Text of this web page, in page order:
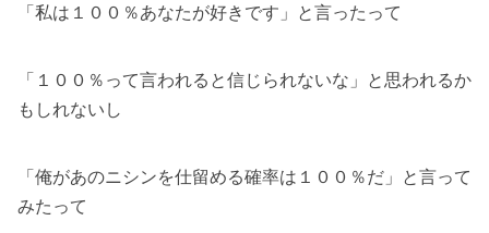
「私は１００％あなたが好きです」と言ったって
「１００％って言われると信じられないな」と思われるか
もしれないし
「俺があのニシンを仕留める確率は１００％だ」と言って
みたって